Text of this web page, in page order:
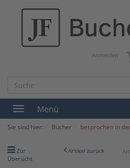
Anmelden
Toggle
navigation
Menü
Sie sind hier: Bücher besprochen in
Zur
Übersicht
Artikel zurück